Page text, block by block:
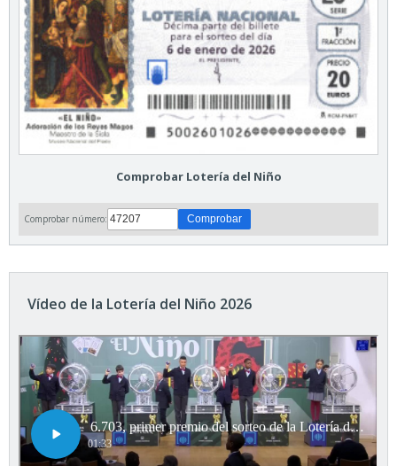
Comprobar Lotería del Niño
Comprobar número:
Vídeo de la Lotería del Niño 2026